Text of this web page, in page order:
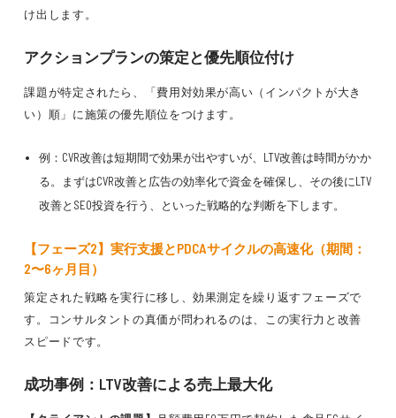
け出します。
アクションプランの策定と優先順位付け
課題が特定されたら、「費用対効果が高い（インパクトが大き
い）順」に施策の優先順位をつけます。
例：CVR改善は短期間で効果が出やすいが、LTV改善は時間がかか
る。まずはCVR改善と広告の効率化で資金を確保し、その後にLTV
改善とSEO投資を行う、といった戦略的な判断を下します。
【フェーズ2】実行支援とPDCAサイクルの高速化（期間：
2〜6ヶ月目）
策定された戦略を実行に移し、効果測定を繰り返すフェーズで
す。コンサルタントの真価が問われるのは、この実行力と改善
スピードです。
成功事例：LTV改善による売上最大化